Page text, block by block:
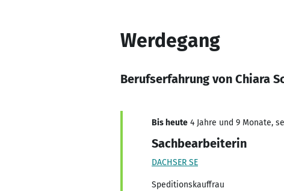
Werdegang
Berufserfahrung von Chiara
Bis heute 4 Jahre und 9 Monate,
Sachbearbeiterin
DACHSER SE
Speditionskauffrau